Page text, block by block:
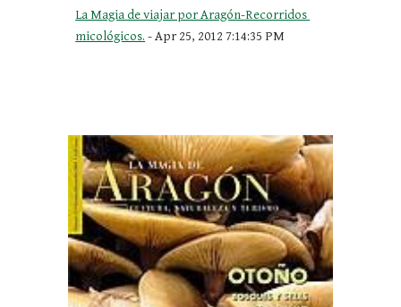
La Magia de viajar por Aragón-Recorridos
micológicos. - Apr 25, 2012 7:14:35 PM